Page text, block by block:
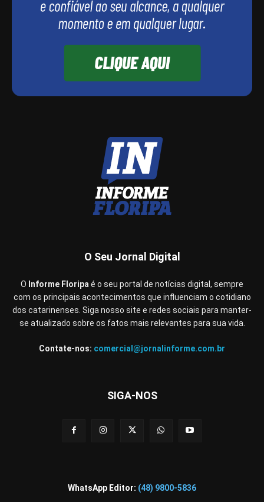
O Seu Jornal Digital
O Informe Floripa é o seu portal de notícias digital, sempre
com os principais acontecimentos que influenciam o cotidiano
dos catarinenses. Siga nosso site e redes sociais para manter-
se atualizado sobre os fatos mais relevantes para sua vida.
Contate-nos: comercial@jornalinforme.com.br
SIGA-NOS
WhatsApp Editor: (48) 9800-5836